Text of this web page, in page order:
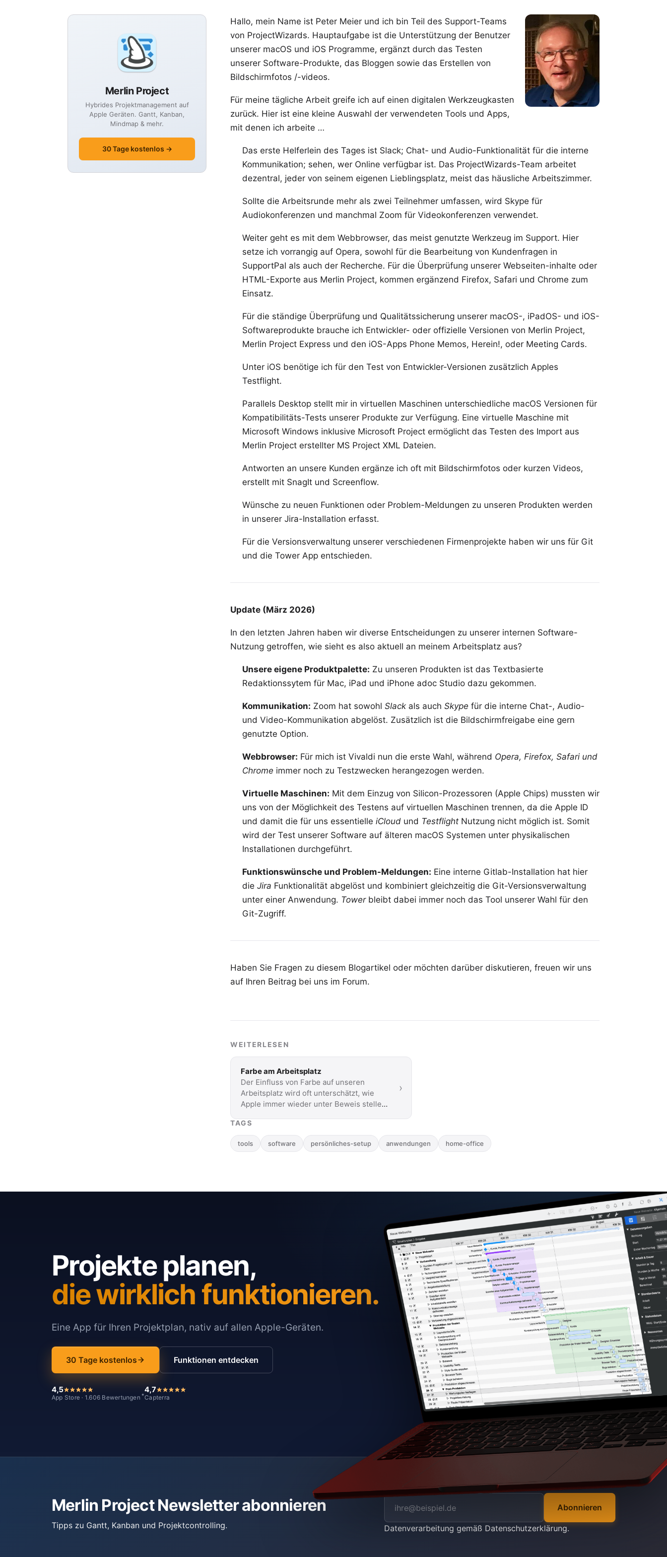
Merlin Project
Hybrides Projektmanagement auf
Apple Geräten. Gantt, Kanban,
Mindmap & mehr.
30 Tage kostenlos →
Hallo, mein Name ist Peter Meier und ich bin Teil des Support-Teams
von ProjectWizards. Hauptaufgabe ist die Unterstützung der Benutzer
unserer macOS und iOS Programme, ergänzt durch das Testen
unserer Software-Produkte, das Bloggen sowie das Erstellen von
Bildschirmfotos /-videos.
Für meine tägliche Arbeit greife ich auf einen digitalen Werkzeugkasten
zurück. Hier ist eine kleine Auswahl der verwendeten Tools und Apps,
mit denen ich arbeite …
Das erste Helferlein des Tages ist Slack; Chat- und Audio-Funktionalität für die interne
Kommunikation; sehen, wer Online verfügbar ist. Das ProjectWizards-Team arbeitet
dezentral, jeder von seinem eigenen Lieblingsplatz, meist das häusliche Arbeitszimmer.
Sollte die Arbeitsrunde mehr als zwei Teilnehmer umfassen, wird Skype für
Audiokonferenzen und manchmal Zoom für Videokonferenzen verwendet.
Weiter geht es mit dem Webbrowser, das meist genutzte Werkzeug im Support. Hier
setze ich vorrangig auf Opera, sowohl für die Bearbeitung von Kundenfragen in
SupportPal als auch der Recherche. Für die Überprüfung unserer Webseiten-inhalte oder
HTML-Exporte aus Merlin Project, kommen ergänzend Firefox, Safari und Chrome zum
Einsatz.
Für die ständige Überprüfung und Qualitätssicherung unserer macOS-, iPadOS- und iOS-
Softwareprodukte brauche ich Entwickler- oder offizielle Versionen von Merlin Project,
Merlin Project Express und den iOS-Apps Phone Memos, Herein!, oder Meeting Cards.
Unter iOS benötige ich für den Test von Entwickler-Versionen zusätzlich Apples
Testflight.
Parallels Desktop stellt mir in virtuellen Maschinen unterschiedliche macOS Versionen für
Kompatibilitäts-Tests unserer Produkte zur Verfügung. Eine virtuelle Maschine mit
Microsoft Windows inklusive Microsoft Project ermöglicht das Testen des Import aus
Merlin Project erstellter MS Project XML Dateien.
Antworten an unsere Kunden ergänze ich oft mit Bildschirmfotos oder kurzen Videos,
erstellt mit SnagIt und Screenflow.
Wünsche zu neuen Funktionen oder Problem-Meldungen zu unseren Produkten werden
in unserer Jira-Installation erfasst.
Für die Versionsverwaltung unserer verschiedenen Firmenprojekte haben wir uns für Git
und die Tower App entschieden.
Update (März 2026)
In den letzten Jahren haben wir diverse Entscheidungen zu unserer internen Software-
Nutzung getroffen, wie sieht es also aktuell an meinem Arbeitsplatz aus?
Unsere eigene Produktpalette: Zu unseren Produkten ist das Textbasierte
Redaktionssytem für Mac, iPad und iPhone adoc Studio dazu gekommen.
Kommunikation: Zoom hat sowohl Slack als auch Skype für die interne Chat-, Audio-
und Video-Kommunikation abgelöst. Zusätzlich ist die Bildschirmfreigabe eine gern
genutzte Option.
Webbrowser: Für mich ist Vivaldi nun die erste Wahl, während Opera, Firefox, Safari und
Chrome immer noch zu Testzwecken herangezogen werden.
Virtuelle Maschinen: Mit dem Einzug von Silicon-Prozessoren (Apple Chips) mussten wir
uns von der Möglichkeit des Testens auf virtuellen Maschinen trennen, da die Apple ID
und damit die für uns essentielle iCloud und Testflight Nutzung nicht möglich ist. Somit
wird der Test unserer Software auf älteren macOS Systemen unter physikalischen
Installationen durchgeführt.
Funktionswünsche und Problem-Meldungen: Eine interne Gitlab-Installation hat hier
die Jira Funktionalität abgelöst und kombiniert gleichzeitig die Git-Versionsverwaltung
unter einer Anwendung. Towerbleibt dabei immer noch das Tool unserer Wahl für den
Git-Zugriff.
Haben Sie Fragen zu diesem Blogartikel oder möchten darüber diskutieren, freuen wir uns
auf Ihren Beitrag bei uns im Forum.
WEITERLESEN
Farbe am Arbeitsplatz
Der Einfluss von Farbe auf unseren
Arbeitsplatz wird oft unterschätzt, wie
Apple immer wieder unter Beweis stellen
›
TAGS
tools software persönliches-setup anwendungen home-office
Projekte planen,
die wirklich funktionieren.
Eine App für Ihren Projektplan, nativ auf allen Apple-Geräten.
30 Tage kostenlos Funktionen entdecken
4,5
App Store · 1.606 Bewertungen *
4,7
Capterra
Merlin Project Newsletter abonnieren
Tipps zu Gantt, Kanban und Projektcontrolling.
Abonnieren
Datenverarbeitung gemäß Datenschutzerklärung.